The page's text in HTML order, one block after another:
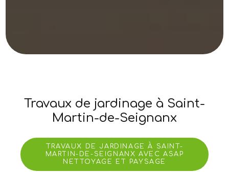
Travaux de jardinage à Saint-
Martin-de-Seignanx
TRAVAUX DE JARDINAGE À SAINT-
MARTIN-DE-SEIGNANX AVEC ASAP
NETTOYAGE ET PAYSAGE